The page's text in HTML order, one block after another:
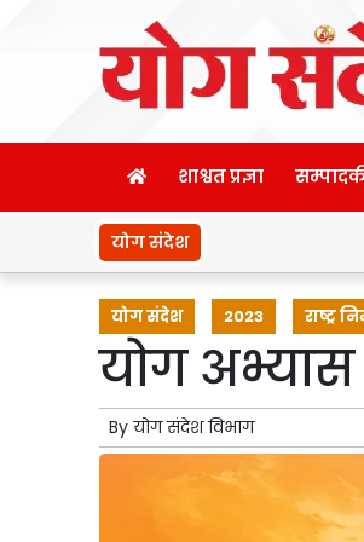
शाश्वत प्रज्ञा
योग संदेश
योग संदेश 2023 राष्ट्र
योग अभ्यास
By योग संदेश विभाग